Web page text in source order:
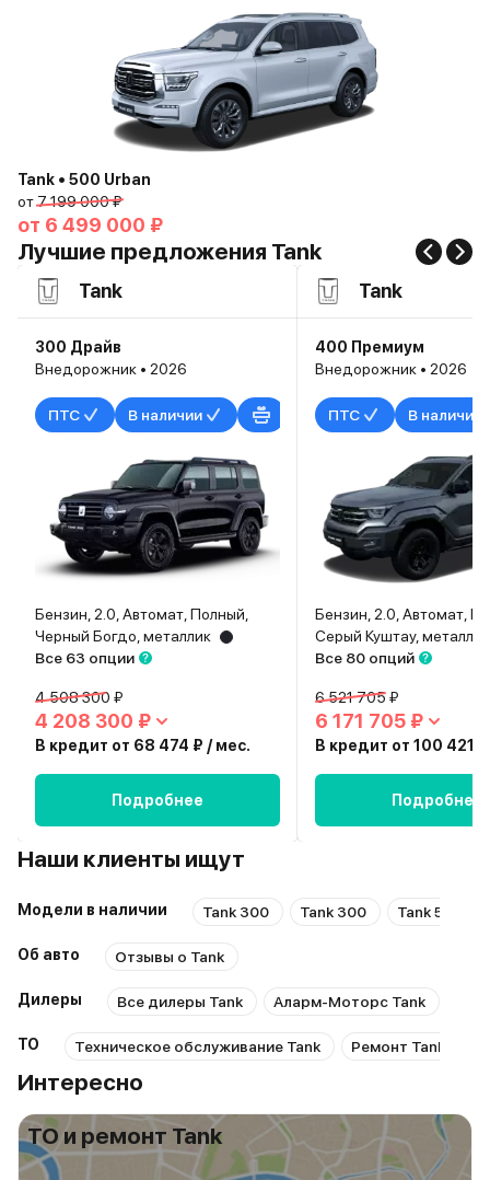
Tank • 500 Urban
от7 199 000 ₽
от 6 499 000 ₽
Лучшие предложения Tank
Tank
300 Драйв
Внедорожник • 2026
ПТС В наличии
Бензин, 2.0, Автомат, Полный,
Черный Богдо, металлик
Все 63 опции
4 508 300 ₽
4 208 300 ₽
В кредит от 68 474 ₽ / мес.
Подробнее
Tank
400 Премиум
Внедорожник • 2026
ПТС В наличии
Бензин, 2.0, Автомат,
Серый Куштау, металлик
Все 80 опций
6 521 705 ₽
6 171 705 ₽
В кредит от 100 421
Подробнее
Наши клиенты ищут
Модели в наличии Tank 300 Tank 300 Tank 500
Об авто Отзывы о Tank
Дилеры Все дилеры Tank Аларм-Моторс Tank
ТО Техническое обслуживание Tank Ремонт Tank
Интересно
ТО и ремонт Tank